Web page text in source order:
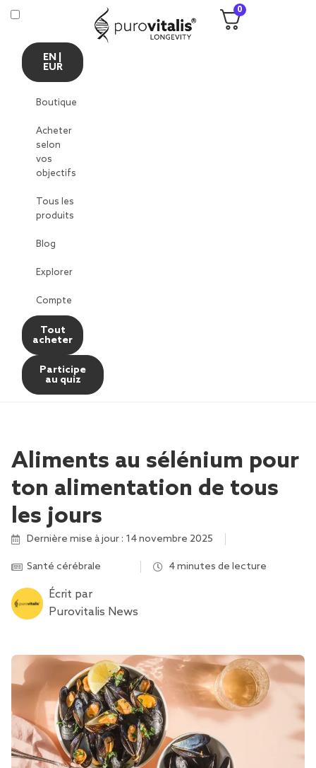
EN |
EUR
Boutique
Acheter
selon
vos
objectifs
Tous les
produits
Blog
Explorer
Compte
Tout
acheter
Participe
au quiz
0
Aliments au sélénium pour
ton alimentation de tous
les jours
Dernière mise à jour : 14 novembre 2025
Santé cérébrale 4 minutes de lecture
Écrit par
Purovitalis News